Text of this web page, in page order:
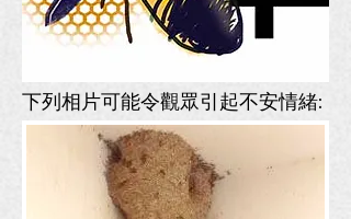
下列相片可能令觀眾引起不安情緒: